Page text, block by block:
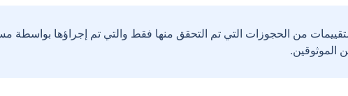
من الحجوزات التي تم التحقق منها فقط والتي تم إجراؤها بواسطة